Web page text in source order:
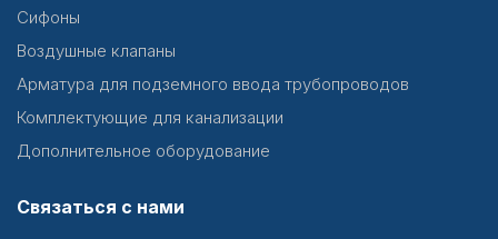
Сифоны
Воздушные клапаны
Арматура для подземного ввода трубопроводов
Комплектующие для канализации
Дополнительное оборудование
Связаться с нами